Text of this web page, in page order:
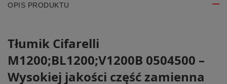
OPIS PRODUKTU
Tłumik Cifarelli
M1200;BL1200;V1200B 0504500 –
Wysokiej jakości część zamienna